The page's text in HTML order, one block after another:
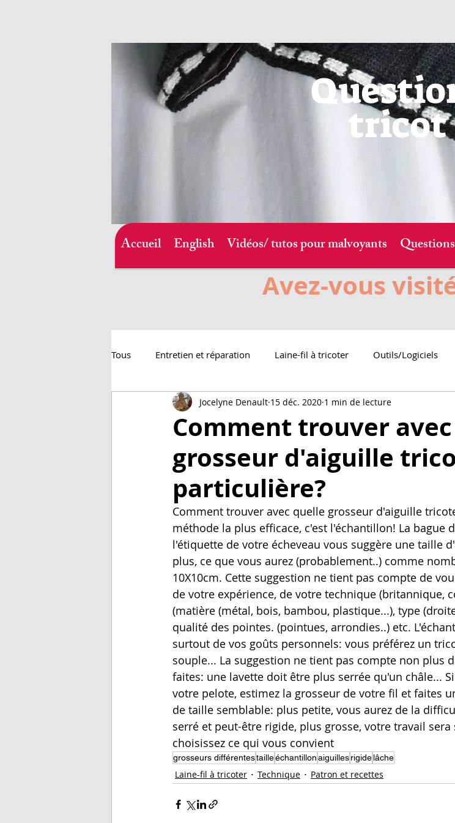
tricot
Accueil English Vidéos/ tutos pour malvoyants
Avez-vous
Tous Entretien et réparation Laine-fil à tricoter Outils/Logiciels
Comment trouver
grosseur d'aiguille
particulière?
Jocelyne Denault 15 déc. 2020 1 min de lecture
Comment trouver avec quelle grosseur d'aiguille
méthode la plus efficace, c'est l'échantillon! La bague
l'étiquette de votre écheveau vous suggère une taille
plus, ce que vous aurez (probablement..) comme
10X10cm. Cette suggestion ne tient pas compte de
de votre expérience, de votre technique (britannique,
(matière (métal, bois, bambou, plastique...), type
qualité des pointes. (pointues, arrondies..) etc.
surtout de vos goûts personnels: vous préférez un
souple... La suggestion ne tient pas compte non plus
faites: une lavette doit être plus serrée qu'un châle...
votre pelote, estimez la grosseur de votre fil et faites
de taille semblable: plus petite, vous aurez de la
serré et peut-être rigide, plus grosse, votre travail
choisissez ce qui vous convient
grosseurs différentestailleéchantillonaiguillesrigidelâche
Laine-fil à tricoter Technique Patron et recettes